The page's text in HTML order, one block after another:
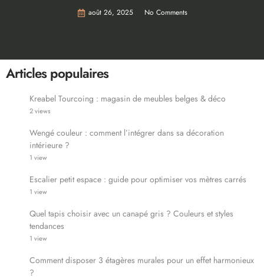
août 26, 2025 No Comments
Articles populaires
Kreabel Tourcoing : magasin de meubles belges & déco
2 views
Wengé couleur : comment l’intégrer dans sa décoration
intérieure ?
1 view
Escalier petit espace : guide pour optimiser vos mètres carrés
1 view
Quel tapis choisir avec un canapé gris ? Couleurs et styles
tendances
1 view
Comment disposer 3 étagères murales pour un effet harmonieux
?